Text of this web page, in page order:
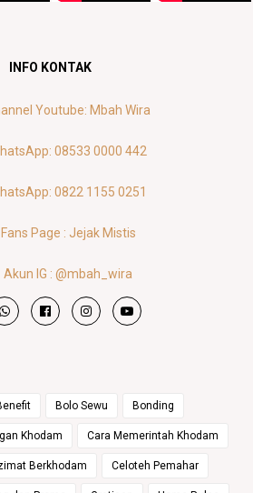
INFO KONTAK
Youtube: Mbah Wira
08533 0000 442
0822 1155 0251
Fans Page : Jejak Mistis
Akun IG : @mbah_wira
Bolo Sewu Bonding
Khodam Cara Memerintah Khodam
Berkhodam Celoteh Pemahar